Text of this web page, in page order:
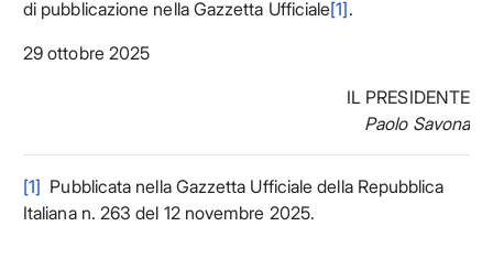
di pubblicazione nella Gazzetta Ufficiale[1].
29 ottobre 2025
IL PRESIDENTE
Paolo Savona
[1] Pubblicata nella Gazzetta Ufficiale della Repubblica
Italiana n. 263 del 12 novembre 2025.